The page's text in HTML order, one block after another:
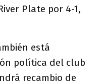
Plate por 4-1,
está
política del club
recambio de